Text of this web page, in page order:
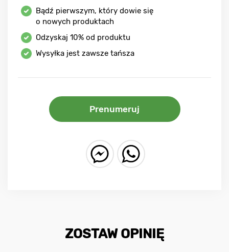
Bądź pierwszym, który dowie się
o nowych produktach
Odzyskaj 10% od produktu
Wysyłka jest zawsze tańsza
Prenumeruj
ZOSTAW OPINIĘ